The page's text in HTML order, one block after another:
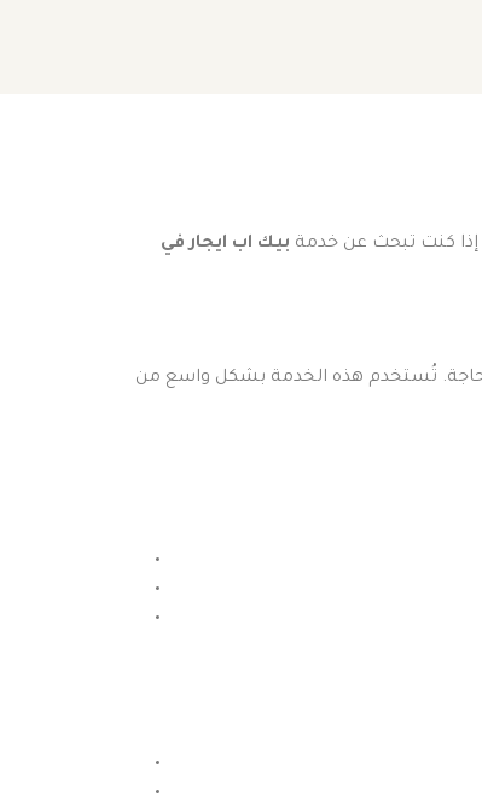
إذا كنت تبحث عن خدمة بيك اب ايجار في
تُستخدم هذه الخدمة بشكل واسع من